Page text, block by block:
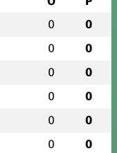
0 0
0 0
0 0
0 0
0 0
0 0